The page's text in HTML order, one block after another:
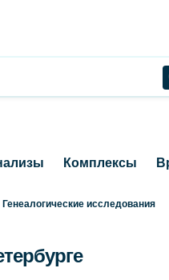
Комплексы
Генеалогические исследования